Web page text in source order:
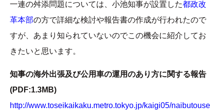
一連の舛添問題については、小池知事が設置した都政改
革本部の方で詳細な検討や報告書の作成が行われたので
すが、あまり知られていないのでこの機会に紹介してお
きたいと思います。
知事の海外出張及び公用車の運用のあり方に関する報告
(PDF:1.3MB)
http://www.toseikaikaku.metro.tokyo.jp/kaigi05/naibutouse